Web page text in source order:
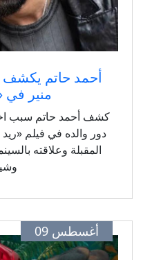
أحمد حاتم
منير في
كشف أحمد حاتم سبب
دور والده في فيلم
المقبلة وعلاقته
أغسطس 09